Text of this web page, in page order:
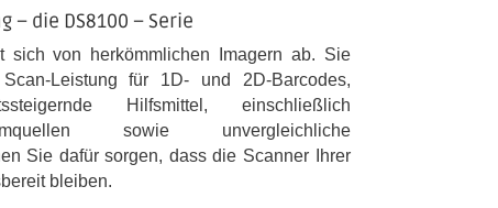
die DS8100 – Serie
sich von herkömmlichen Imagern ab. Sie
Leistung für 1D- und 2D-Barcodes,
Hilfsmittel, einschließlich
sowie unvergleichliche
Sie dafür sorgen, dass die Scanner Ihrer
bleiben.